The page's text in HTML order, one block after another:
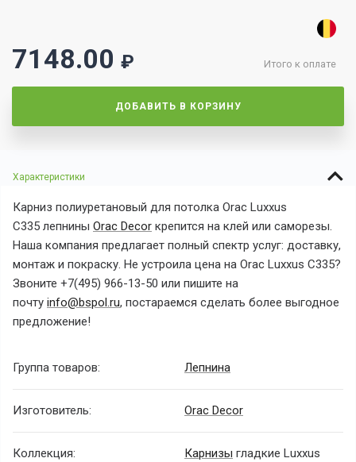
Итого к оплате
7148.00 ₽
ДОБАВИТЬ В КОРЗИНУ
Характеристики
Карниз полиуретановый для потолка Orac Luxxus
C335 лепнины Orac Decor крепится на клей или саморезы.
Наша компания предлагает полный спектр услуг: доставку,
монтаж и покраску. Не устроила цена на Orac Luxxus C335?
Звоните +7(495) 966-13-50 или пишите на
почту info@bspol.ru, постараемся сделать более выгодное
предложение!
Группа товаров: Лепнина
Изготовитель: Orac Decor
Коллекция: Карнизы гладкие Luxxus